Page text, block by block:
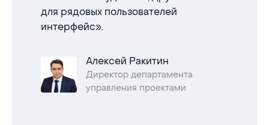
для рядовых пользователей
интерфейс».
Алексей Ракитин
Директор департамента
управления проектами